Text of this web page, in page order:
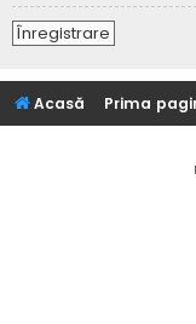
Înregistrare
Acasă Prima